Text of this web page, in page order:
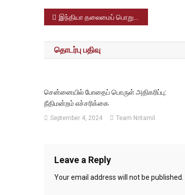
Post
navigation
இந்தியா தலைமைப் பொறுப்பு ஏற்றுள்ள G20 கூட்டமைப்பு அறிமுகக் கூட்டம், பிரதமர் தலைமையில் அனைத்துக் கட்சித் தலைவர்கள் கலந்து கொண்டனர்
தொடர்பு பதிவு
சென்னையில் போதைப் பொருள் அதிகரிப்பு:
நீதிமன்றம் எச்சரிக்கை
September 4, 2024 Team Nritamil
Leave a Reply
Your email address will not be published.